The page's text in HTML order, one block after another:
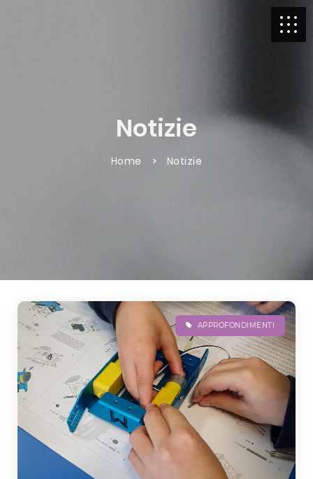
Notizie
Home Notizie
APPROFONDIMENTI